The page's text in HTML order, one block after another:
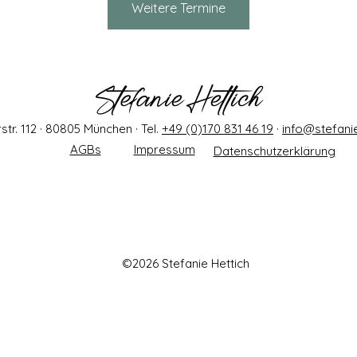
Weitere Termine
112 · 80805 München · Tel. +49 (0)170 831 46 19 ·
AGBs
Impressum Datenschutzerklärung
©2026 Stefanie Hettich